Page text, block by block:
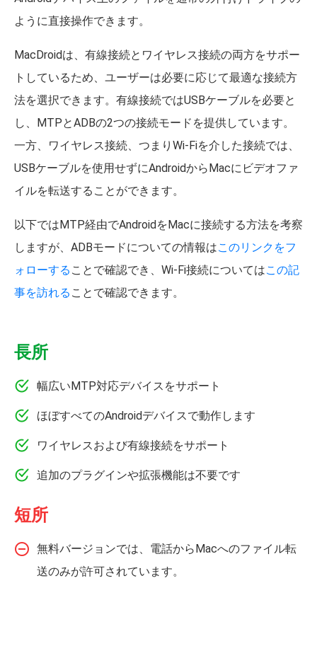
ように直接操作できます。
MacDroidは、有線接続とワイヤレス接続の両方をサポー
トしているため、ユーザーは必要に応じて最適な接続方
法を選択できます。有線接続ではUSBケーブルを必要と
し、MTPとADBの2つの接続モードを提供しています。
一方、ワイヤレス接続、つまりWi-Fiを介した接続では、
USBケーブルを使用せずにAndroidからMacにビデオファ
イルを転送することができます。
以下ではMTP経由でAndroidをMacに接続する方法を考察
しますが、ADBモードについての情報はこのリンクをフ
ォローする ことで確認でき、Wi-Fi接続についてはこの記
事を訪れる ことで確認できます。
長所
幅広いMTP対応デバイスをサポート
ほぼすべてのAndroidデバイスで動作します
ワイヤレスおよび有線接続をサポート
追加のプラグインや拡張機能は不要です
短所
無料バージョンでは、電話からMacへのファイル転
送のみが許可されています。